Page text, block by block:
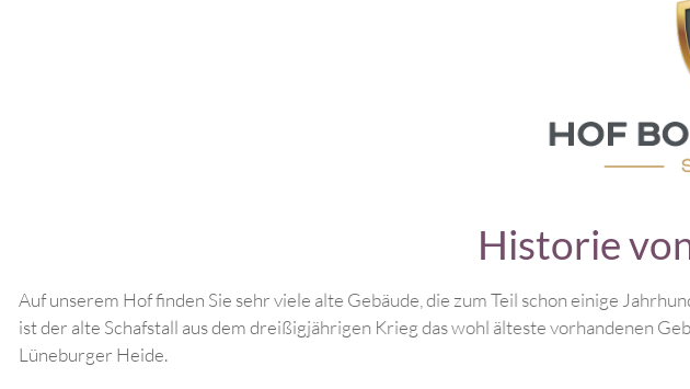
Historie
Auf unserem Hof finden Sie sehr viele alte Gebäude, die zum
ist der alte Schafstall aus dem dreißigjährigen Krieg das wohl